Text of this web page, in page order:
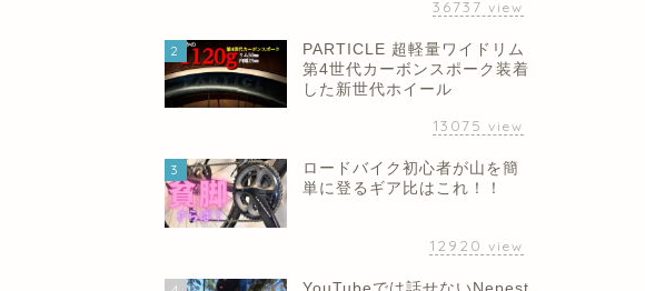
36737 view
2
PARTICLE 超軽量ワイドリム
第4世代カーボンスポーク装着
した新世代ホイール
13075 view
3
ロードバイク初心者が山を簡
単に登るギア比はこれ！！
12920 view